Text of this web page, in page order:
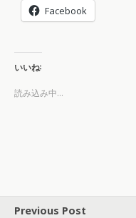
Facebook
いいね:
読み込み中...
Previous Post